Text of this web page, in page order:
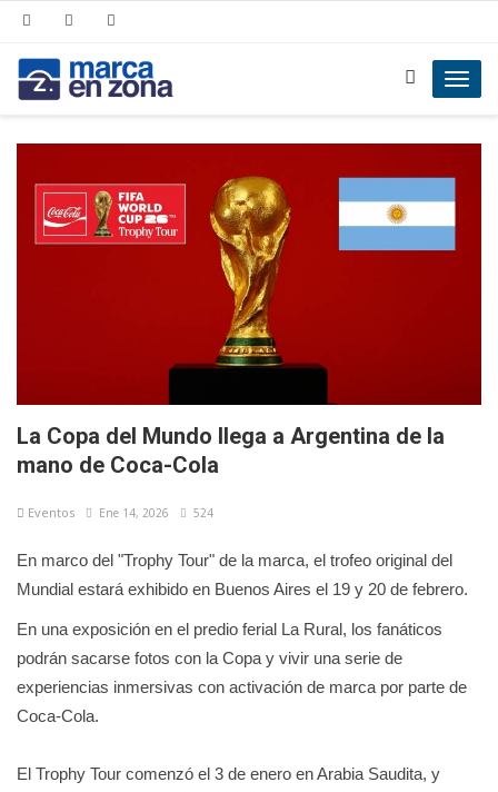
La Copa del Mundo llega a Argentina de la
mano de Coca-Cola
Eventos Ene 14, 2026 524
En marco del "Trophy Tour" de la marca, el trofeo original del
Mundial estará exhibido en Buenos Aires el 19 y 20 de febrero.
En una exposición en el predio ferial La Rural, los fanáticos
podrán sacarse fotos con la Copa y vivir una serie de
experiencias inmersivas con activación de marca por parte de
Coca-Cola.
El Trophy Tour comenzó el 3 de enero en Arabia Saudita, y